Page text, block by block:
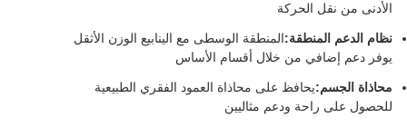
الأدنى من نقل الحركة
نظام الدعم المنطقة:المنطقة الوسطى مع الينابيع الوزن الأثقل
يوفر دعم إضافي من خلال أقسام الأساس
محاذاة الجسم:يحافظ على محاذاة العمود الفقري الطبيعية
للحصول على راحة ودعم مثاليين